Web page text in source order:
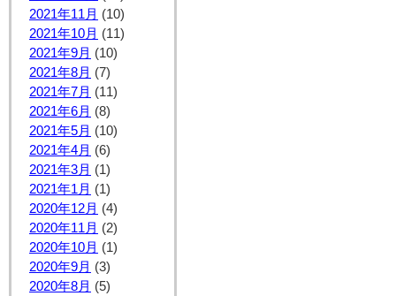
2021年11月 (10)
2021年10月 (11)
2021年9月 (10)
2021年8月 (7)
2021年7月 (11)
2021年6月 (8)
2021年5月 (10)
2021年4月 (6)
2021年3月 (1)
2021年1月 (1)
2020年12月 (4)
2020年11月 (2)
2020年10月 (1)
2020年9月 (3)
2020年8月 (5)